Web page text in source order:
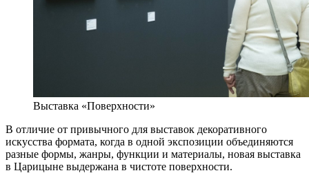
Выставка «Поверхности»
В отличие от привычного для выставок декоративного
искусства формата, когда в одной экспозиции объединяются
разные формы, жанры, функции и материалы, новая выставка
в Царицыне выдержана в чистоте поверхности.